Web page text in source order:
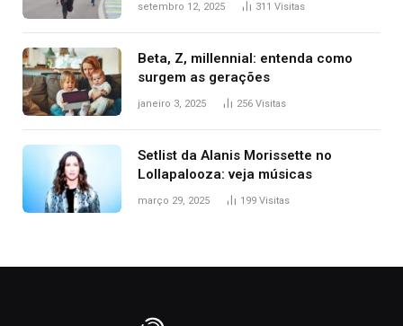
setembro 12, 2025 311 Visitas
Beta, Z, millennial: entenda como
surgem as gerações
janeiro 3, 2025 256 Visitas
Setlist da Alanis Morissette no
Lollapalooza: veja músicas
março 29, 2025 199 Visitas